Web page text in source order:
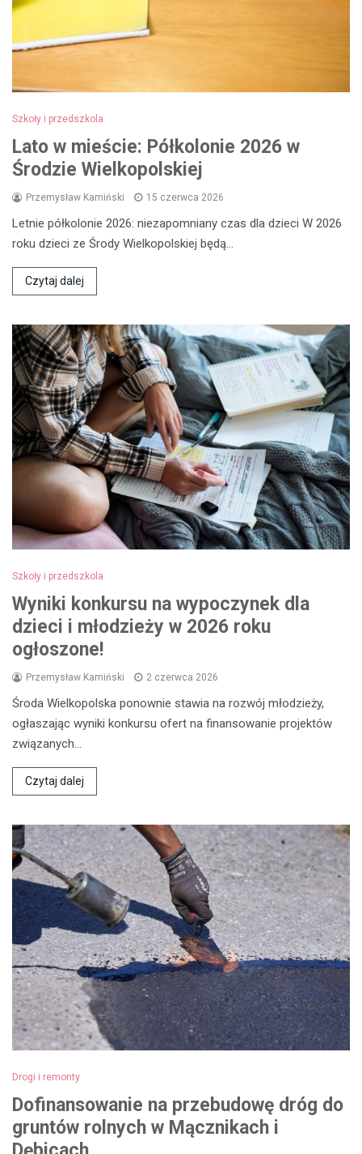
Szkoły i przedszkola
Lato w mieście: Półkolonie 2026 w
Środzie Wielkopolskiej
Przemysław Kamiński 15 czerwca 2026
Letnie półkolonie 2026: niezapomniany czas dla dzieci W 2026
roku dzieci ze Środy Wielkopolskiej będą…
Czytaj dalej
Szkoły i przedszkola
Wyniki konkursu na wypoczynek dla
dzieci i młodzieży w 2026 roku
ogłoszone!
Przemysław Kamiński 2 czerwca 2026
Środa Wielkopolska ponownie stawia na rozwój młodzieży,
ogłaszając wyniki konkursu ofert na finansowanie projektów
związanych…
Czytaj dalej
Drogi i remonty
Dofinansowanie na przebudowę dróg do
gruntów rolnych w Mącznikach i